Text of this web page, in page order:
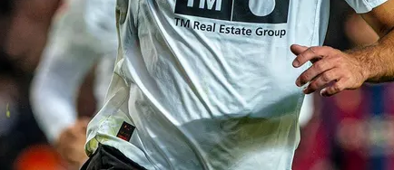
en el ‘top 25’-igualado con Valdez y Buqué-
históricos del Club en Primera División. Anotó 13
en la pasada temporada y lleva 10 en esta a falta
del campeonato.A pesar de estos datos,
la Roja.